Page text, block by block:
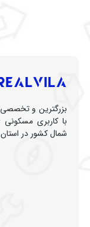
بزرگترین و
با کاربری
شمال کشور در